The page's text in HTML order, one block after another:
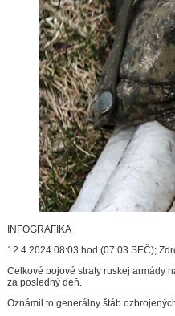
INFOGRAFIKA
12.4.2024 08:03 hod (07:03 SEČ);
Celkové bojové straty ruskej armády
za posledný deň.
Oznámil to generálny štáb